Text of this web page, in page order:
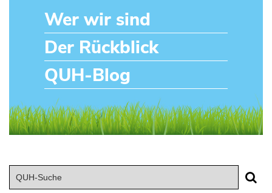
Wer wir sind
Der Rückblick
QUH-Blog